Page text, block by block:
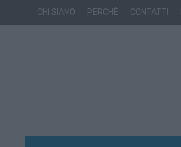
CHI SIAMO PERCHÈ CONTATTI